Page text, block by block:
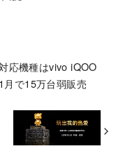
応機種はvivo iQOO
で15万台弱販売